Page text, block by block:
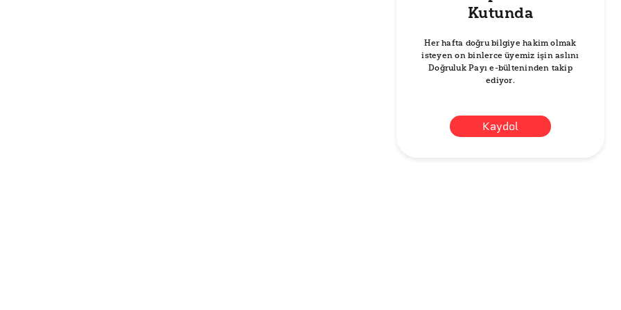
Kutunda
Her hafta doğru bilgiye hakim olmak
isteyen on binlerce üyemiz işin aslını
Doğruluk Payı e-bülteninden takip
ediyor.
Kaydol